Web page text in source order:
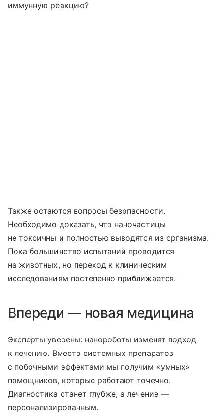
иммунную реакцию?
Также остаются вопросы безопасности.
Необходимо доказать, что наночастицы
не токсичны и полностью выводятся из организма.
Пока большинство испытаний проводится
на животных, но переход к клиническим
исследованиям постепенно приближается.
Впереди — новая медицина
Эксперты уверены: нанороботы изменят подход
к лечению. Вместо системных препаратов
с побочными эффектами мы получим «умных»
помощников, которые работают точечно.
Диагностика станет глубже, а лечение —
персонализированным.